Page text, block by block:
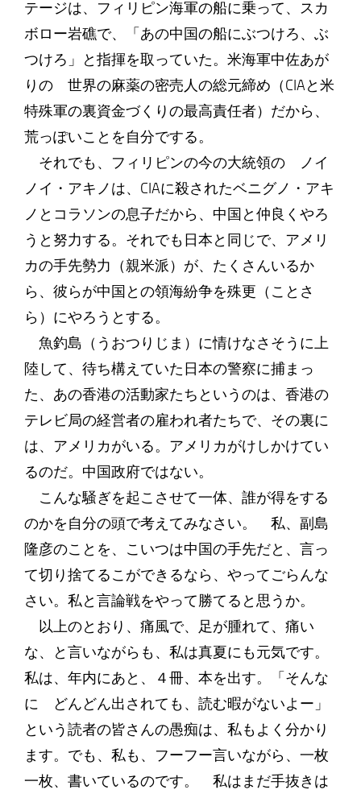
テージは、フィリピン海軍の船に乗って、スカ
ボロー岩礁で、「あの中国の船にぶつけろ、ぶ
つけろ」と指揮を取っていた。米海軍中佐あが
りの 世界の麻薬の密売人の総元締め（CIAと米
特殊軍の裏資金づくりの最高責任者）だから、
荒っぽいことを自分でする。
それでも、フィリピンの今の大統領の ノイ
ノイ・アキノは、CIAに殺されたベニグノ・アキ
ノとコラソンの息子だから、中国と仲良くやろ
うと努力する。それでも日本と同じで、アメリ
カの手先勢力（親米派）が、たくさんいるか
ら、彼らが中国との領海紛争を殊更（ことさ
ら）にやろうとする。
魚釣島（うおつりじま）に情けなさそうに上
陸して、待ち構えていた日本の警察に捕まっ
た、あの香港の活動家たちというのは、香港の
テレビ局の経営者の雇われ者たちで、その裏に
は、アメリカがいる。アメリカがけしかけてい
るのだ。中国政府ではない。
こんな騒ぎを起こさせて一体、誰が得をする
のかを自分の頭で考えてみなさい。 私、副島
隆彦のことを、こいつは中国の手先だと、言っ
て切り捨てるこができるなら、やってごらんな
さい。私と言論戦をやって勝てると思うか。
以上のとおり、痛風で、足が腫れて、痛い
な、と言いながらも、私は真夏にも元気です。
私は、年内にあと、４冊、本を出す。「そんな
に どんどん出されても、読む暇がないよー」
という読者の皆さんの愚痴は、私もよく分かり
ます。でも、私も、フーフー言いながら、一枚
一枚、書いているのです。 私はまだ手抜きは